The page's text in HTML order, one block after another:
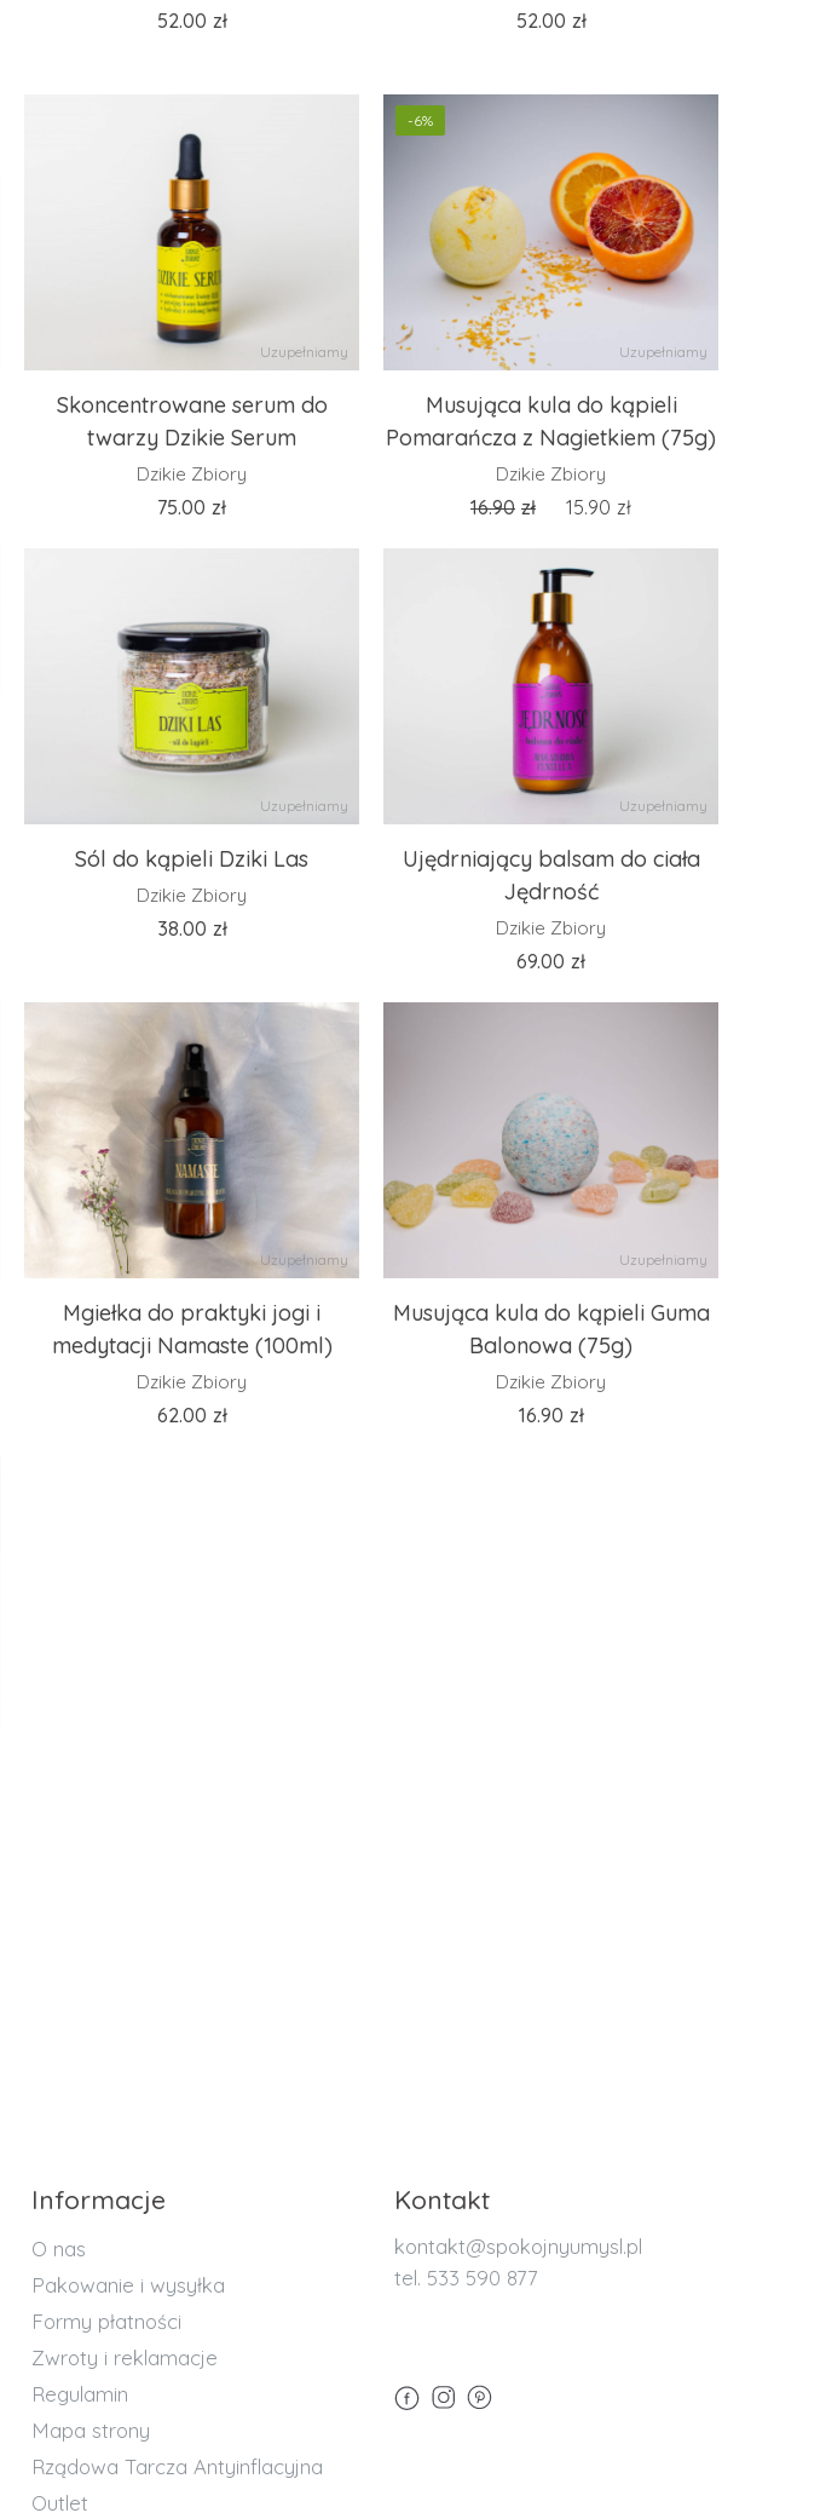
52.00 zł 52.00 zł
Uzupełniamy
Skoncentrowane serum do
twarzy Dzikie Serum
Dzikie Zbiory
75.00 zł
-6%
Uzupełniamy
Musująca kula do kąpieli
Pomarańcza z Nagietkiem (75g)
Dzikie Zbiory
16.90 zł 15.90 zł
Uzupełniamy
Sól do kąpieli Dziki Las
Dzikie Zbiory
38.00 zł
Uzupełniamy
Ujędrniający balsam do ciała
Jędrność
Dzikie Zbiory
69.00 zł
Uzupełniamy
Mgiełka do praktyki jogi i
medytacji Namaste (100ml)
Dzikie Zbiory
62.00 zł
Uzupełniamy
Musująca kula do kąpieli Guma
Balonowa (75g)
Dzikie Zbiory
16.90 zł
Informacje
O nas
Pakowanie i wysyłka
Formy płatności
Zwroty i reklamacje
Regulamin
Mapa strony
Rządowa Tarcza Antyinflacyjna
Outlet
Kontakt
kontakt@spokojnyumysl.pl
tel. 533 590 877